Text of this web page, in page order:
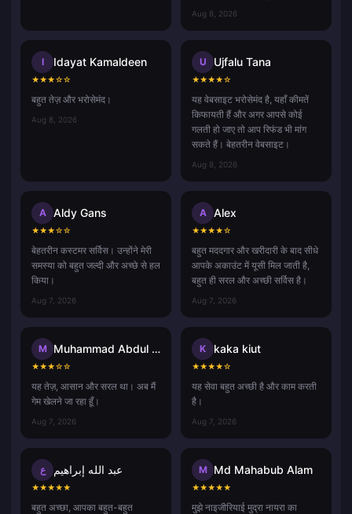
Aug 8, 2026
I Idayat Kamaldeen
★★★☆☆
बहुत तेज़ और भरोसेमंद।
Aug 8, 2026
U Ujfalu Tana
★★★★☆
यह वेबसाइट भरोसेमंद है, यहाँ कीमतें
किफायती हैं और अगर आपसे कोई
गलती हो जाए तो आप रिफंड भी मांग
सकते हैं। बेहतरीन वेबसाइट।
Aug 8, 2026
A Aldy Gans
★★★☆☆
बेहतरीन कस्टमर सर्विस। उन्होंने मेरी
समस्या को बहुत जल्दी और अच्छे से हल
किया।
Aug 7, 2026
A Alex
★★★★☆
बहुत मददगार और खरीदारी के बाद सीधे
आपके अकाउंट में यूसी मिल जाती है,
बहुत ही सरल और अच्छी सर्विस है।
Aug 7, 2026
M Muhammad Abdul Aziz Misdan
★★★☆☆
यह तेज़, आसान और सरल था। अब मैं
गेम खेलने जा रहा हूँ।
Aug 7, 2026
K kaka kiut
★★★★☆
यह सेवा बहुत अच्छी है और काम करती
है।
Aug 7, 2026
ع عبد الله إبراهيم
★★★★★
बहुत अच्छा, आपका बहुत-बहुत
M Md Mahabub Alam
★★★★★
मुझे नाइजीरियाई मुद्रा नायरा का